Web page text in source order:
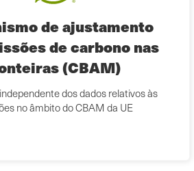
de ajustamento
de carbono nas
(CBAM)
dos dados relativos às
no âmbito do CBAM da UE